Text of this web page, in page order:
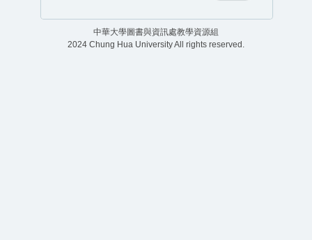
中華大學圖書與資訊處教學資源組
2024 Chung Hua University All rights reserved.